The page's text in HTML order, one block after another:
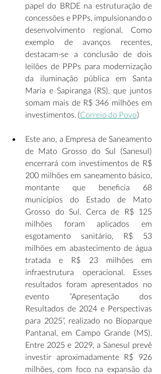
papel do BRDE na estruturação de
concessões e PPPs, impulsionando o
desenvolvimento regional. Como
exemplo de avanços recentes,
destacam-se a conclusão de dois
leilões de PPPs para modernização
da iluminação pública em Santa
Maria e Sapiranga (RS), que juntos
somam mais de R$ 346 milhões em
investimentos. (Correio do Povo)
Este ano, a Empresa de Saneamento
de Mato Grosso do Sul (Sanesul)
encerrará com investimentos de R$
200 milhões em saneamento básico,
montante que beneficia 68
municípios do Estado de Mato
Grosso do Sul. Cerca de R$ 125
milhões foram aplicados em
esgotamento sanitário, R$ 53
milhões em abastecimento de água
tratada e R$ 23 milhões em
infraestrutura operacional. Esses
resultados foram apresentados no
evento “Apresentação dos
Resultados de 2024 e Perspectivas
para 2025”, realizado no Bioparque
Pantanal, em Campo Grande (MS).
Entre 2025 e 2029, a Sanesul prevê
investir aproximadamente R$ 926
milhões, com foco na expansão da